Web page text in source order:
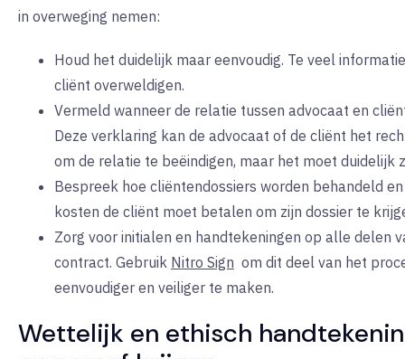
in overweging nemen:
Houd het duidelijk maar eenvoudig. Te veel
cliënt overweldigen.
Vermeld wanneer de relatie tussen advocaat en
Deze verklaring kan de advocaat of de cliënt het
om de relatie te beëindigen, maar het moet duidelijk
Bespreek hoe cliëntendossiers worden behandeld
kosten de cliënt moet betalen om zijn dossier te
Zorg voor initialen en handtekeningen op alle delen
contract. Gebruik Nitro Sign om dit deel van het
eenvoudiger en veiliger te maken.
Wettelijk en ethisch